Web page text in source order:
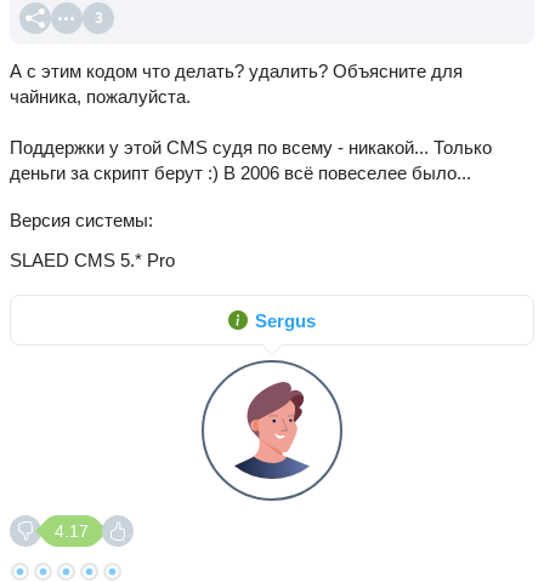
3
А с этим кодом что делать? удалить? Объясните для
чайника, пожалуйста.
Поддержки у этой CMS судя по всему - никакой... Только
деньги за скрипт берут :) В 2006 всё повеселее было...
Версия системы
SLAED CMS 5.* Pro
Sergus
4.17